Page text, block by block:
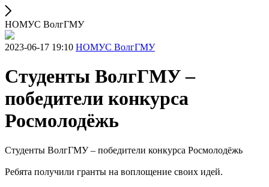
НОМУС ВолгГМУ
2023-06-17 19:10 НОМУС ВолгГМУ
Студенты ВолгГМУ –
победители конкурса
Росмолодёжь
Студенты ВолгГМУ – победители конкурса Росмолодёжь
Ребята получили гранты на воплощение своих идей.